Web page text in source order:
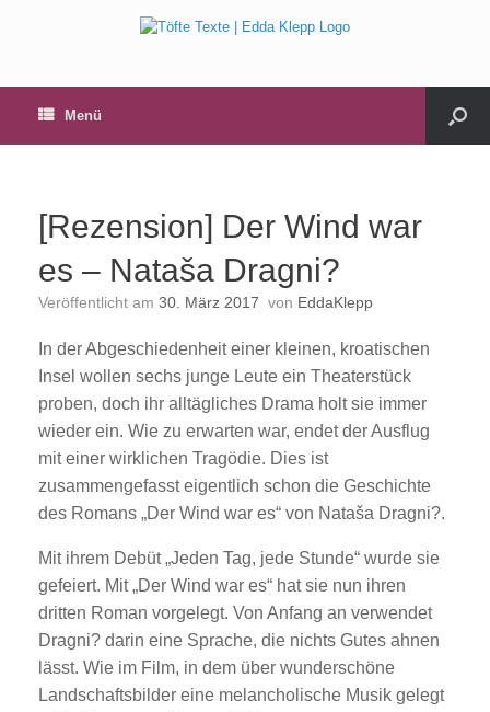
Menü
[Rezension] Der Wind war
es – Nataša Dragni?
Veröffentlicht am 30. März 2017 von EddaKlepp
In der Abgeschiedenheit einer kleinen, kroatischen
Insel wollen sechs junge Leute ein Theaterstück
proben, doch ihr alltägliches Drama holt sie immer
wieder ein. Wie zu erwarten war, endet der Ausflug
mit einer wirklichen Tragödie. Dies ist
zusammengefasst eigentlich schon die Geschichte
des Romans „Der Wind war es“ von Nataša Dragni?.
Mit ihrem Debüt „Jeden Tag, jede Stunde“ wurde sie
gefeiert. Mit „Der Wind war es“ hat sie nun ihren
dritten Roman vorgelegt. Von Anfang an verwendet
Dragni? darin eine Sprache, die nichts Gutes ahnen
lässt. Wie im Film, in dem über wunderschöne
Landschaftsbilder eine melancholische Musik gelegt